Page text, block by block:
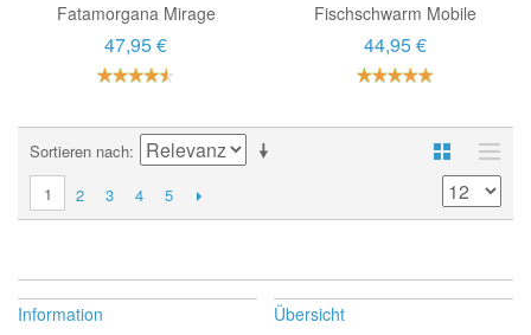
Fatamorgana Mirage
47,95 €
Fischschwarm Mobile
44,95 €
Sortieren nach
1
2 3 4 5
Information Übersicht